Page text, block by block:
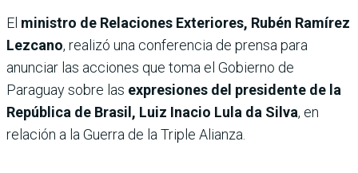
El ministro de Relaciones Exteriores, Rubén Ramírez
Lezcano, realizó una conferencia de prensa para
anunciar las acciones que toma el Gobierno de
Paraguay sobre las expresiones del presidente de la
República de Brasil, Luiz Inacio Lula da Silva, en
relación a la Guerra de la Triple Alianza.